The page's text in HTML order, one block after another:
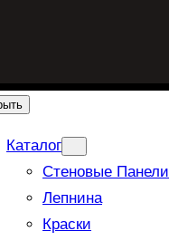
Каталог
Стеновые Панели
Лепнина
Краски